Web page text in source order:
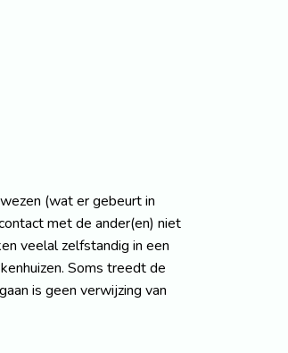
(wat er gebeurt in
met de ander(en) niet
veelal zelfstandig in een
Soms treedt de
is geen verwijzing van